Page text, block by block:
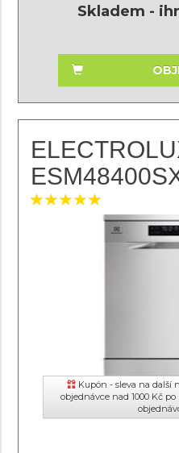
Skladem -
Kupón - sleva na další
objednávce nad 1000 Kč